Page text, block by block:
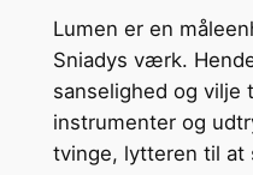
Lumen er en
Sniadys værk.
sanselighed og vilje
instrumenter og
tvinge, lytteren til at